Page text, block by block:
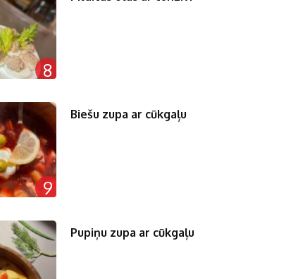
8
9
Biešu zupa ar cūkgaļu
Pupiņu zupa ar cūkgaļu